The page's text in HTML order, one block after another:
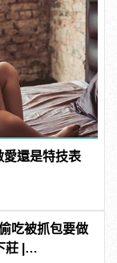
愛還是特技表
吃被抓包要做
|